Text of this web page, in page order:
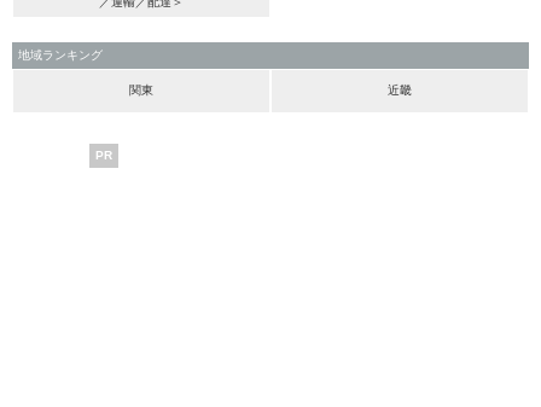
地域ランキング
関東 近畿
PR